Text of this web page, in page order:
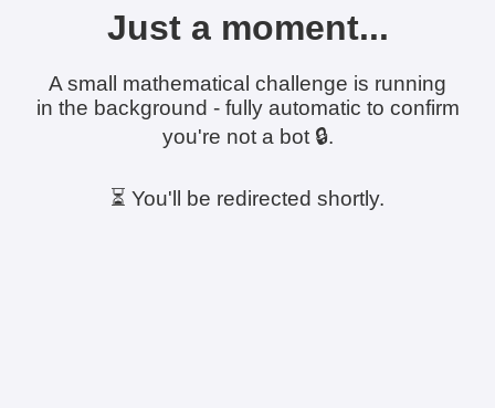
Just a moment...
A small mathematical challenge is running
in the background - fully automatic to confirm
you're not a bot 🔒.
⏳ You'll be redirected shortly.